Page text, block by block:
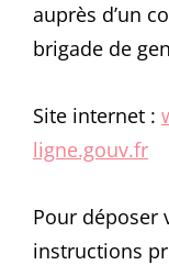
auprès d’un
brigade de
Site internet :
ligne.gouv.fr
Pour déposer
instructions